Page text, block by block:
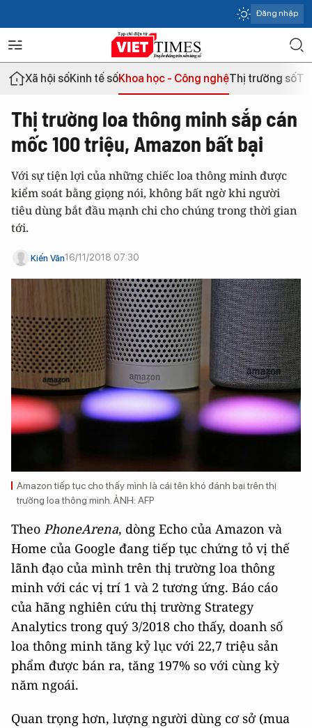
Đăng nhập
Xã hội sốKinh tế sốKhoa học - Công nghệThị trường số
Thị trường loa thông minh sắp cán
mốc 100 triệu, Amazon bất bại
Với sự tiện lợi của những chiếc loa thông minh được
kiểm soát bằng giọng nói, không bất ngờ khi người
tiêu dùng bắt đầu mạnh chi cho chúng trong thời gian
tới.
Kiến Văn16/11/2018 07:30
Amazon tiếp tục cho thấy mình là cái tên khó đánh bại trên thị
trường loa thông minh. ẢNH: AFP
Theo PhoneArena, dòng Echo của Amazon và
Home của Google đang tiếp tục chứng tỏ vị thế
lãnh đạo của mình trên thị trường loa thông
minh với các vị trí 1 và 2 tương ứng. Báo cáo
của hãng nghiên cứu thị trường Strategy
Analytics trong quý 3/2018 cho thấy, doanh số
loa thông minh tăng kỷ lục với 22,7 triệu sản
phẩm được bán ra, tăng 197% so với cùng kỳ
năm ngoái.
Quan trọng hơn, lượng người dùng cơ sở (mua